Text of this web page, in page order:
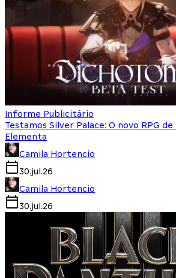
Informe Publicitário
Testamos Silver Palace: O novo RPG
Elementa
Camila Hortencio
30.jul.26
Camila Hortencio
30.jul.26